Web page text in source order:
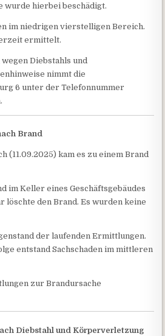
wurde hierbei beschädigt.
im niedrigen vierstelligen Bereich.
ermittelt.
Diebstahls und
nimmt die
6 unter der Telefonnummer
Brand
(11.09.2025) kam es zu einem Brand
im Keller eines Geschäftsgebäudes
löschte den Brand. Es wurden keine
der laufenden Ermittlungen.
entstand Sachschaden im mittleren
zur Brandursache
Diebstahl und Körperverletzung